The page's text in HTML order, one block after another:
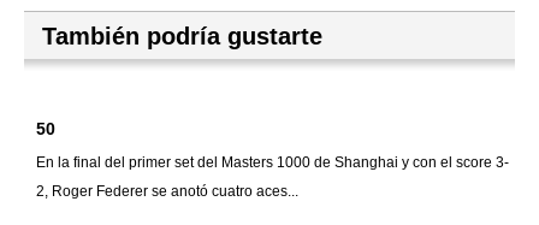
También podría gustarte
50
En la final del primer set del Masters 1000 de Shanghai y con el score 3-
2, Roger Federer se anotó cuatro aces...